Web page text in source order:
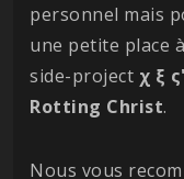
personnel mais
une petite place
side-project χ ξ ς'
Rotting Christ.
Nous vous